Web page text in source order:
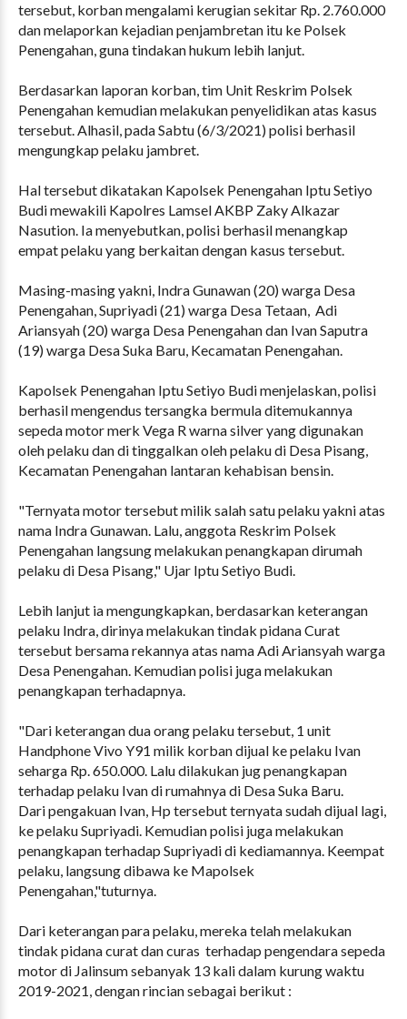
tersebut, korban mengalami kerugian sekitar Rp. 2.760.000
dan melaporkan kejadian penjambretan itu ke Polsek
Penengahan, guna tindakan hukum lebih lanjut.
Berdasarkan laporan korban, tim Unit Reskrim Polsek
Penengahan kemudian melakukan penyelidikan atas kasus
tersebut. Alhasil, pada Sabtu (6/3/2021) polisi berhasil
mengungkap pelaku jambret.
Hal tersebut dikatakan Kapolsek Penengahan Iptu Setiyo
Budi mewakili Kapolres Lamsel AKBP Zaky Alkazar
Nasution. Ia menyebutkan, polisi berhasil menangkap
empat pelaku yang berkaitan dengan kasus tersebut.
Masing-masing yakni, Indra Gunawan (20) warga Desa
Penengahan, Supriyadi (21) warga Desa Tetaan, Adi
Ariansyah (20) warga Desa Penengahan dan Ivan Saputra
(19) warga Desa Suka Baru, Kecamatan Penengahan.
Kapolsek Penengahan Iptu Setiyo Budi menjelaskan, polisi
berhasil mengendus tersangka bermula ditemukannya
sepeda motor merk Vega R warna silver yang digunakan
oleh pelaku dan di tinggalkan oleh pelaku di Desa Pisang,
Kecamatan Penengahan lantaran kehabisan bensin.
"Ternyata motor tersebut milik salah satu pelaku yakni atas
nama Indra Gunawan. Lalu, anggota Reskrim Polsek
Penengahan langsung melakukan penangkapan dirumah
pelaku di Desa Pisang," Ujar Iptu Setiyo Budi.
Lebih lanjut ia mengungkapkan, berdasarkan keterangan
pelaku Indra, dirinya melakukan tindak pidana Curat
tersebut bersama rekannya atas nama Adi Ariansyah warga
Desa Penengahan. Kemudian polisi juga melakukan
penangkapan terhadapnya.
"Dari keterangan dua orang pelaku tersebut, 1 unit
Handphone Vivo Y91 milik korban dijual ke pelaku Ivan
seharga Rp. 650.000. Lalu dilakukan jug penangkapan
terhadap pelaku Ivan di rumahnya di Desa Suka Baru.
Dari pengakuan Ivan, Hp tersebut ternyata sudah dijual lagi,
ke pelaku Supriyadi. Kemudian polisi juga melakukan
penangkapan terhadap Supriyadi di kediamannya. Keempat
pelaku, langsung dibawa ke Mapolsek
Penengahan,"tuturnya.
Dari keterangan para pelaku, mereka telah melakukan
tindak pidana curat dan curas terhadap pengendara sepeda
motor di Jalinsum sebanyak 13 kali dalam kurung waktu
2019-2021, dengan rincian sebagai berikut :